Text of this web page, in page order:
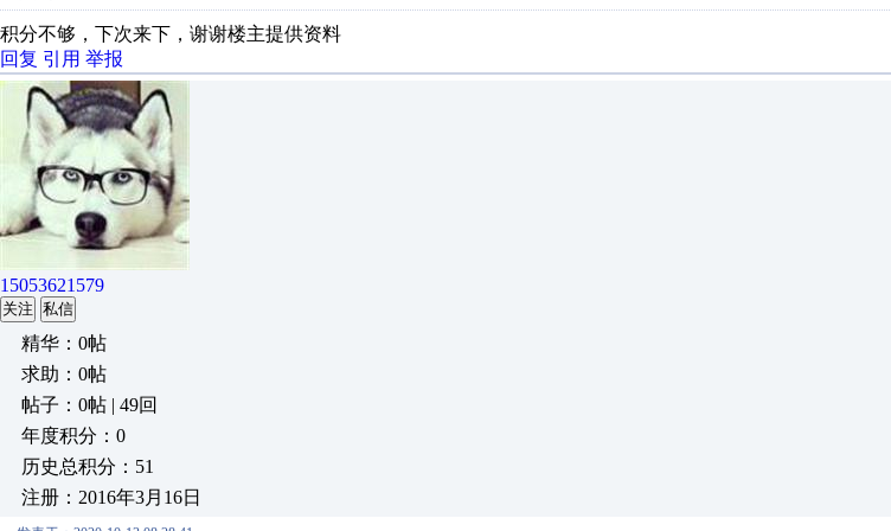
积分不够，下次来下，谢谢楼主提供资料
回复 引用 举报
15053621579
关注 私信
精华：0帖
求助：0帖
帖子：0帖 | 49回
年度积分：0
历史总积分：51
注册：2016年3月16日